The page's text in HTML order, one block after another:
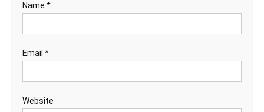
Name *
Email *
Website